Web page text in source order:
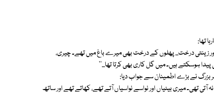
تھا:
زینتی درخت... پھلوں کے درخت بھی میرے باغ میں تھے۔ چیری،
ہوسکتے ہیں۔ میں گل کاری بھی کرتا تھا...''
نے بڑے اطمینان سے جواب دیا:
تھی۔ میری بیٹیاں اور نواسے نواسیاں آتے تھے، کھاتے تھے اور ساتھ